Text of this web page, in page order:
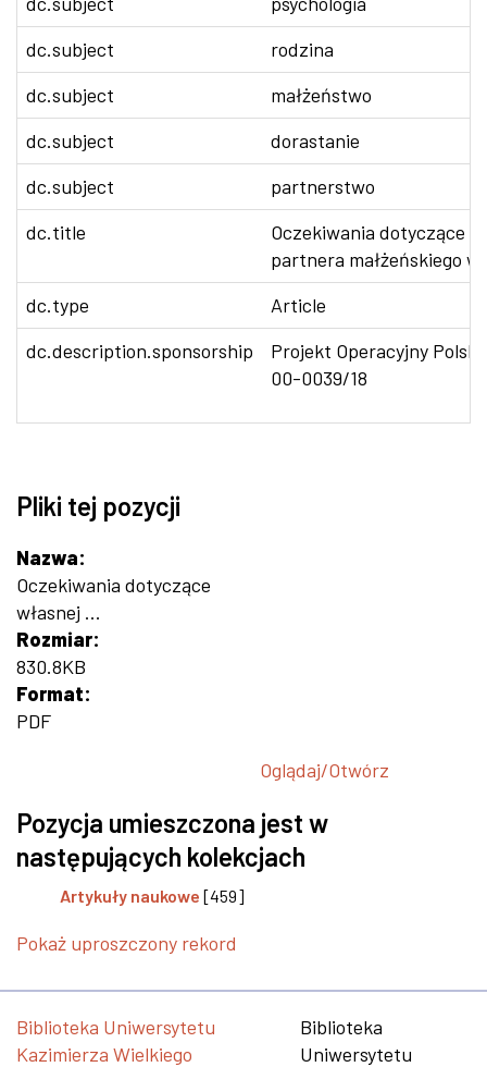
dc.subject
rodzina
dc.subject
małżeństwo
dc.subject
dorastanie
dc.subject
partnerstwo
dc.title
Oczekiwania dotyczące
partnera małżeńskiego
dc.type
Article
dc.description.sponsorship
Projekt Operacyjny
00-0039/18
Pliki tej pozycji
Nazwa:
Oczekiwania dotyczące
własnej ...
Rozmiar:
830.8KB
Format:
PDF
Oglądaj/Otwórz
Pozycja umieszczona jest w
następujących kolekcjach
Artykuły naukowe [459]
Pokaż uproszczony rekord
Biblioteka Uniwersytetu
Kazimierza Wielkiego
Biblioteka
Uniwersytetu